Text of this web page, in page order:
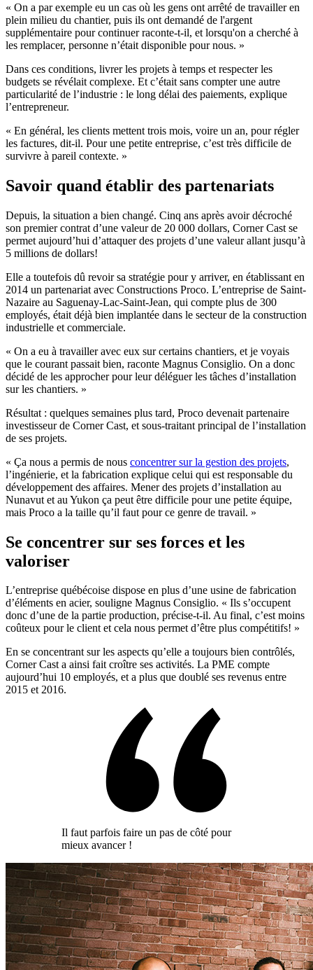
« On a par exemple eu un cas où les gens ont arrêté de travailler en
plein milieu du chantier, puis ils ont demandé de l'argent
supplémentaire pour continuer raconte-t-il, et lorsqu'on a cherché à
les remplacer, personne n’était disponible pour nous. »
Dans ces conditions, livrer les projets à temps et respecter les
budgets se révélait complexe. Et c’était sans compter une autre
particularité de l’industrie : le long délai des paiements, explique
l’entrepreneur.
« En général, les clients mettent trois mois, voire un an, pour régler
les factures, dit-il. Pour une petite entreprise, c’est très difficile de
survivre à pareil contexte. »
Savoir quand établir des partenariats
Depuis, la situation a bien changé. Cinq ans après avoir décroché
son premier contrat d’une valeur de 20 000 dollars, Corner Cast se
permet aujourd’hui d’attaquer des projets d’une valeur allant jusqu’à
5 millions de dollars!
Elle a toutefois dû revoir sa stratégie pour y arriver, en établissant en
2014 un partenariat avec Constructions Proco. L’entreprise de Saint-
Nazaire au Saguenay-Lac-Saint-Jean, qui compte plus de 300
employés, était déjà bien implantée dans le secteur de la construction
industrielle et commerciale.
« On a eu à travailler avec eux sur certains chantiers, et je voyais
que le courant passait bien, raconte Magnus Consiglio. On a donc
décidé de les approcher pour leur déléguer les tâches d’installation
sur les chantiers. »
Résultat : quelques semaines plus tard, Proco devenait partenaire
investisseur de Corner Cast, et sous-traitant principal de l’installation
de ses projets.
« Ça nous a permis de nous concentrer sur la gestion des projets,
l’ingénierie, et la fabrication explique celui qui est responsable du
développement des affaires. Mener des projets d’installation au
Nunavut et au Yukon ça peut être difficile pour une petite équipe,
mais Proco a la taille qu’il faut pour ce genre de travail. »
Se concentrer sur ses forces et les
valoriser
L’entreprise québécoise dispose en plus d’une usine de fabrication
d’éléments en acier, souligne Magnus Consiglio. « Ils s’occupent
donc d’une de la partie production, précise-t-il. Au final, c’est moins
coûteux pour le client et cela nous permet d’être plus compétitifs! »
En se concentrant sur les aspects qu’elle a toujours bien contrôlés,
Corner Cast a ainsi fait croître ses activités. La PME compte
aujourd’hui 10 employés, et a plus que doublé ses revenus entre
2015 et 2016.
Il faut parfois faire un pas de côté pour
mieux avancer !